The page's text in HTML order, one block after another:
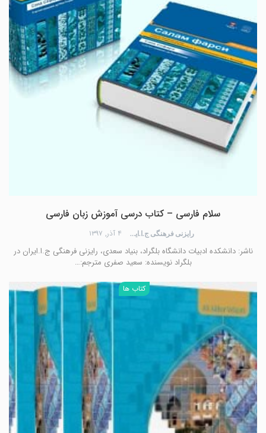
سلام فارسی – کتاب درسی آموزش زبان فارسی
رایزنی فرهنگی ج.ا.ایران ۴ آذر, ۱۳۹۷
ناشر: دانشکده ادبیات دانشگاه بلگراد، بنیاد سعدی، رایزنی فرهنگی ج.ا.ایران در
بلگراد نويسنده: سعید صفری مترجم:…
کتاب ها